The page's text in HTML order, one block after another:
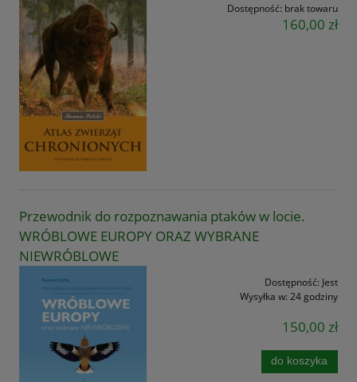
Dostępność: brak towaru
160,00 zł
Przewodnik do rozpoznawania ptaków w locie.
WRÓBLOWE EUROPY ORAZ WYBRANE
NIEWRÓBLOWE
Dostępność: Jest
Wysyłka w: 24 godziny
150,00 zł
do koszyka